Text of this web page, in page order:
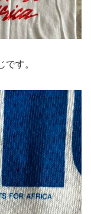
す。